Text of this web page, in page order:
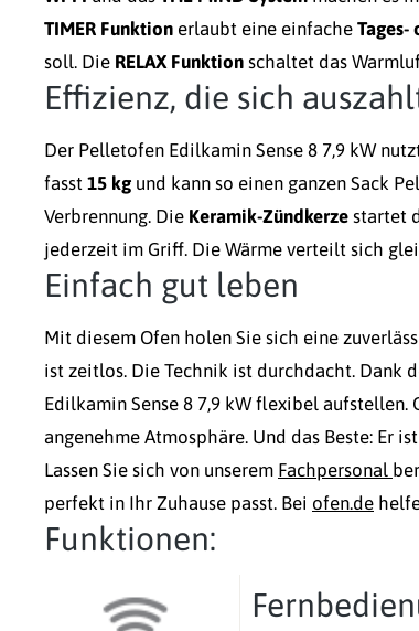
TIMER Funktion erlaubt eine einfache Tages-
soll. Die RELAX Funktion schaltet das
Effizienz, die sich
Der Pelletofen Edilkamin Sense 8 7,9 kW
fasst 15 kg und kann so einen ganzen Sack
Verbrennung. Die Keramik-Zündkerze startet
jederzeit im Griff. Die Wärme verteilt sich
Einfach gut leben
Mit diesem Ofen holen Sie sich eine
ist zeitlos. Die Technik ist durchdacht. Dank
Edilkamin Sense 8 7,9 kW flexibel
angenehme Atmosphäre. Und das Beste: Er ist
Lassen Sie sich von unserem Fachpersonal
perfekt in Ihr Zuhause passt. Bei ofen.de
Funktionen: